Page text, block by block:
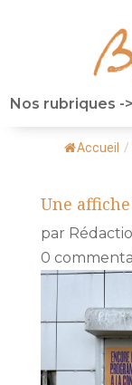
Nos rubriques ->
Accueil /
Une
par
0